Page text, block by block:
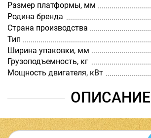
Размер платформы, мм
Родина бренда
Страна производства
Тип
Ширина упаковки, мм
Грузоподъемность, кг
Мощность двигателя, кВт
ОПИСАНИЕ